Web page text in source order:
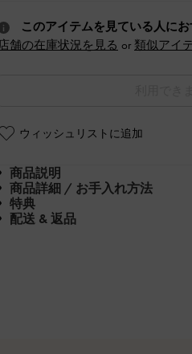
このアイテムを見ている人に
店舗の在庫状況を見る or 類似アイ
ウィッシュリストに追加
商品説明
商品詳細 / お手入れ方法
特典
配送 & 返品